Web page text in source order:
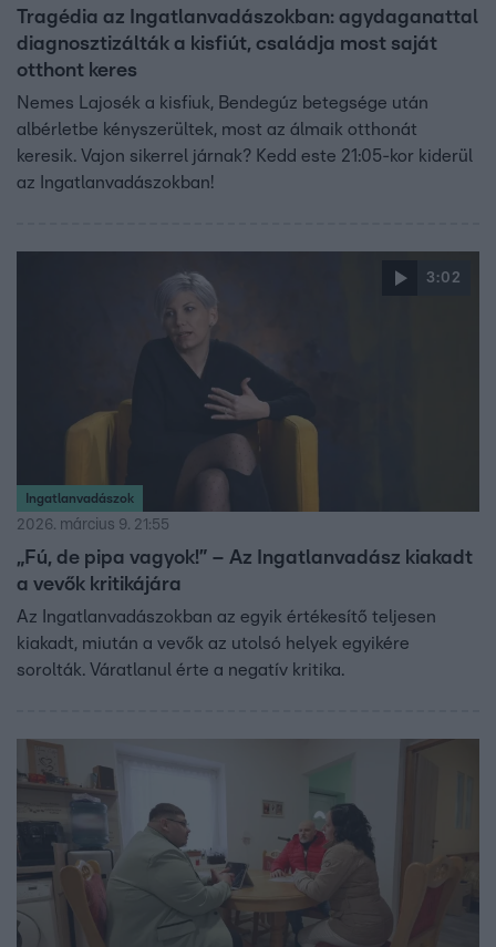
Tragédia az Ingatlanvadászokban: agydaganattal
diagnosztizálták a kisfiút, családja most saját
otthont keres
Nemes Lajosék a kisfiuk, Bendegúz betegsége után
albérletbe kényszerültek, most az álmaik otthonát
keresik. Vajon sikerrel járnak? Kedd este 21:05-kor kiderül
az Ingatlanvadászokban!
3:02
Ingatlanvadászok
2026. március 9. 21:55
„Fú, de pipa vagyok!” – Az Ingatlanvadász kiakadt
a vevők kritikájára
Az Ingatlanvadászokban az egyik értékesítő teljesen
kiakadt, miután a vevők az utolsó helyek egyikére
sorolták. Váratlanul érte a negatív kritika.